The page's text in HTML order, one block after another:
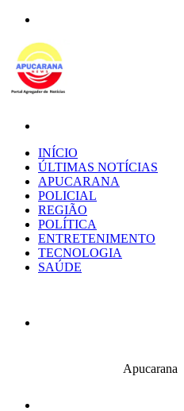
INÍCIO
ÚLTIMAS NOTÍCIAS
APUCARANA
POLICIAL
REGIÃO
POLÍTICA
ENTRETENIMENTO
TECNOLOGIA
SAÚDE
Apucarana